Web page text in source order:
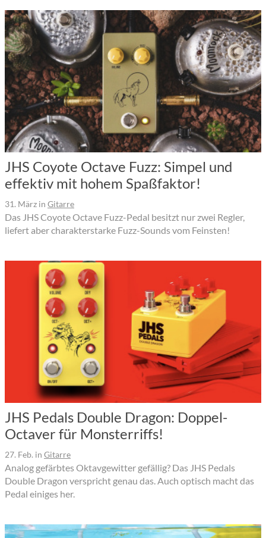
JHS Coyote Octave Fuzz: Simpel und
effektiv mit hohem Spaßfaktor!
31. März in Gitarre
Das JHS Coyote Octave Fuzz-Pedal besitzt nur zwei Regler,
liefert aber charakterstarke Fuzz-Sounds vom Feinsten!
JHS Pedals Double Dragon: Doppel-
Octaver für Monsterriffs!
27. Feb. in Gitarre
Analog gefärbtes Oktavgewitter gefällig? Das JHS Pedals
Double Dragon verspricht genau das. Auch optisch macht das
Pedal einiges her.